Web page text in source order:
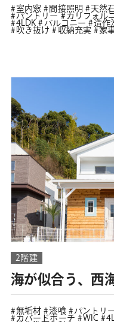
室内窓 間接照明 天然
パントリー
カリフォル
4LDK
バルコニー 造作
吹き抜け
収納充実 家
2階建
海が似合う、西
無垢材 漆喰 パントリ
カバードポーチ
WIC